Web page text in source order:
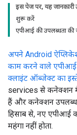
इस पेज पर, यह जानकारी
शुरू करें
एपीआई की उपलब्धता की
अपने Android
काम करने वाले
क्लाइंट ऑब्जेक्ट का
services से कनेक्शन
हैं और कनेक्शन उपलब्ध
हिसाब से, नए एपीआई
महंगा नहीं होता.